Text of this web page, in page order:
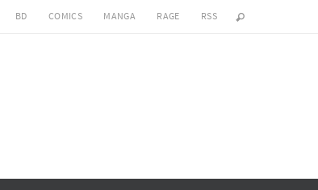
BD COMICS MANGA RAGE RSS